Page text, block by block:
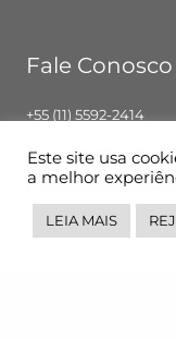
Fale Conosco
+55 (11) 5592-2414
Segunda – Sexta:
Siga-nos
Este site usa
a melhor
LEIA MAIS